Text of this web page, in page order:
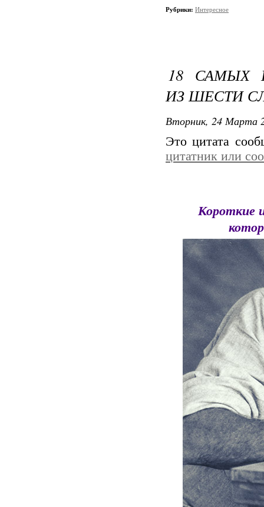
Рубрики: Интересное
18 САМЫХ
ИЗ ШЕСТИ
Вторник, 24 Марта
Это цитата
цитатник или
Короткие